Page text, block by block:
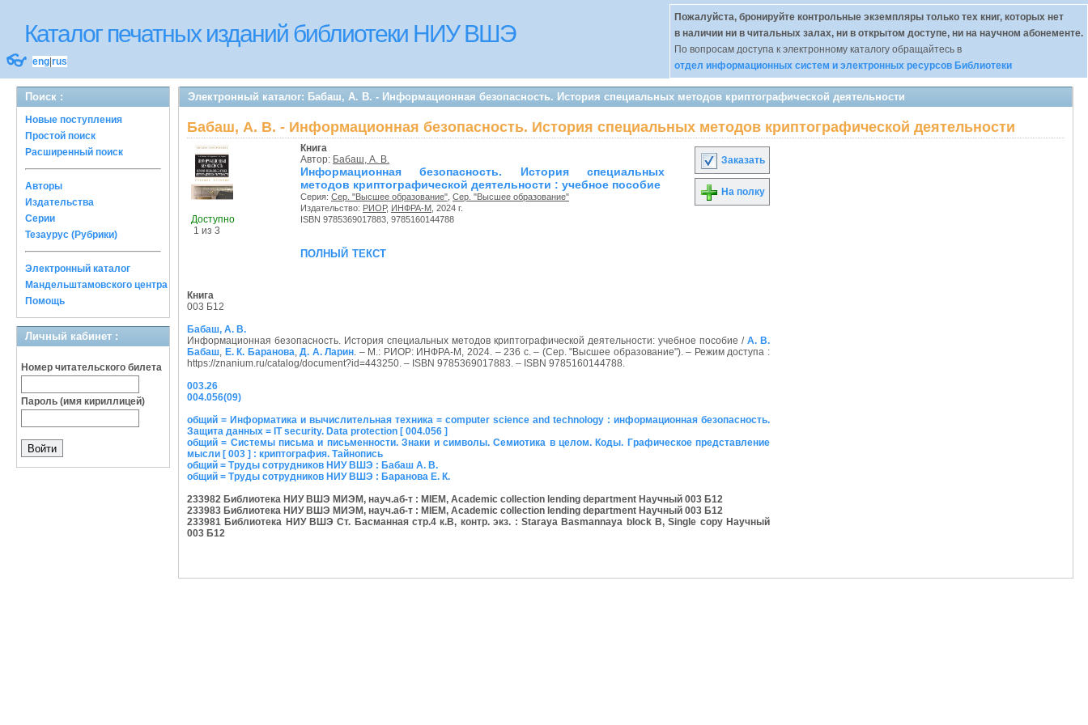
Каталог печатных изданий библиотеки НИУ ВШЭ
👓 eng rus
Пожалуйста, бронируйте контрольные экземпляры только тех книг, которых нет
в наличии ни в читальных залах, ни в открытом доступе, ни на научном абонементе.
По вопросам доступа к электронному каталогу обращайтесь в
отдел информационных систем и электронных ресурсов Библиотеки
Поиск :
Новые поступления
Простой поиск
Расширенный поиск
Авторы
Издательства
Серии
Тезаурус (Рубрики)
Электронный каталог
Мандельштамовского центра
Помощь
Личный кабинет :
Номер читательского билета
Пароль (имя кириллицей)
Электронный каталог: Бабаш, А. В. - Информационная безопасность. История специальных методов криптографической деятельности
Бабаш, А. В. - Информационная безопасность. История специальных методов криптографической деятельности
Доступно
1 из 3
Книга
Автор: Бабаш, А. В.
Информационная безопасность. История специальных
методов криптографической деятельности : учебное пособие
Серия: Сер. "Высшее образование" Сер. "Высшее образование"
Издательство: РИОР, ИНФРА-М , 2024 г.
ISBN 9785369017883, 9785160144788
полный текст
Заказать
На полку
Книга
003 Б12
Бабаш, А. В.
Информационная безопасность. История специальных методов криптографической деятельности: учебное пособие / А. В.
Бабаш, Е. К. Баранова,Д. А. Ларин. – М.: РИОР: ИНФРА-М, 2024. – 236 с. – (Сер. "Высшее образование"). – Режим доступа :
https://znanium.ru/catalog/document?id=443250. – ISBN 9785369017883. – ISBN 9785160144788.
003.26
004.056(09)
общий = Информатика и вычислительная техника = computer science and technology : информационная безопасность.
Защита данных = IT security. Data protection [ 004.056 ]
общий = Системы письма и письменности. Знаки и символы. Семиотика в целом. Коды. Графическое представление
мысли [ 003 ] : криптография. Тайнопись
общий = Труды сотрудников НИУ ВШЭ : Бабаш А. В.
общий = Труды сотрудников НИУ ВШЭ : Баранова Е. К.
233982 Библиотека НИУ ВШЭ МИЭМ, науч.аб-т : MIEM, Academic collection lending department Научный 003 Б12
233983 Библиотека НИУ ВШЭ МИЭМ, науч.аб-т : MIEM, Academic collection lending department Научный 003 Б12
233981 Библиотека НИУ ВШЭ Ст. Басманная стр.4 к.В, контр. экз. : Staraya Basmannaya block B, Single copy Научный
003 Б12